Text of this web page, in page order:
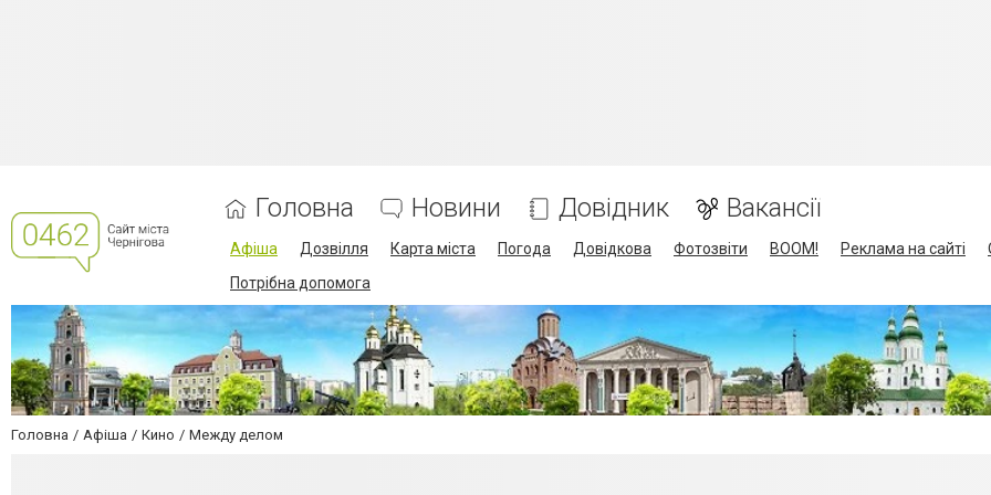
Головна Новини Довідник Вакансії
Афіша Дозвілля Карта міста Погода Довідкова Фотозвіти BOOM! Реклама на сайті
Потрібна допомога
Головна Афіша Кино Между делом